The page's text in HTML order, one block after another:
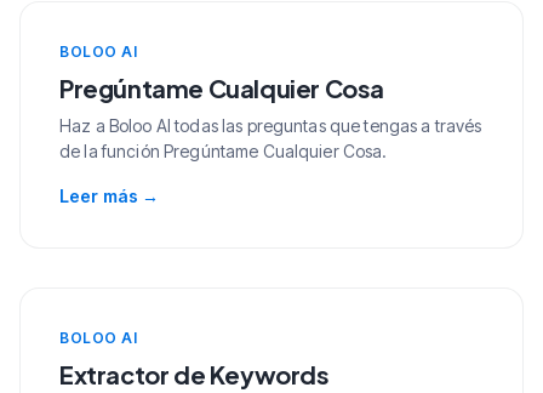
BOLOO AI
Pregúntame Cualquier Cosa
Haz a Boloo AI todas las preguntas que tengas a través
de la función Pregúntame Cualquier Cosa.
Leer más →
BOLOO AI
Extractor de Keywords